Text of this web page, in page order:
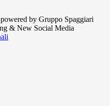
by Gruppo Spaggiari
& New Social Media